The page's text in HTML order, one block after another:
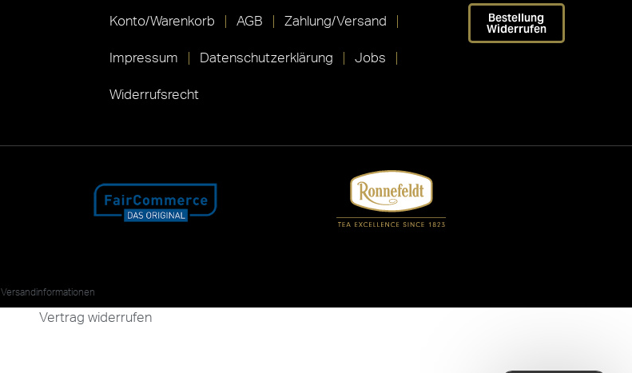
Konto/Warenkorb AGB Zahlung/Versand
Impressum Datenschutzerklärung Jobs
Widerrufsrecht
Bestellung
Widerrufen
Versandinformationen
Vertrag widerrufen